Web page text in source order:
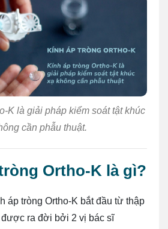
K là giải pháp kiểm soát tật khúc
cần phẫu thuật.
Ortho-K là gì?
áp tròng Ortho-K bắt đầu từ thập
được ra đời bởi 2 vị bác sĩ